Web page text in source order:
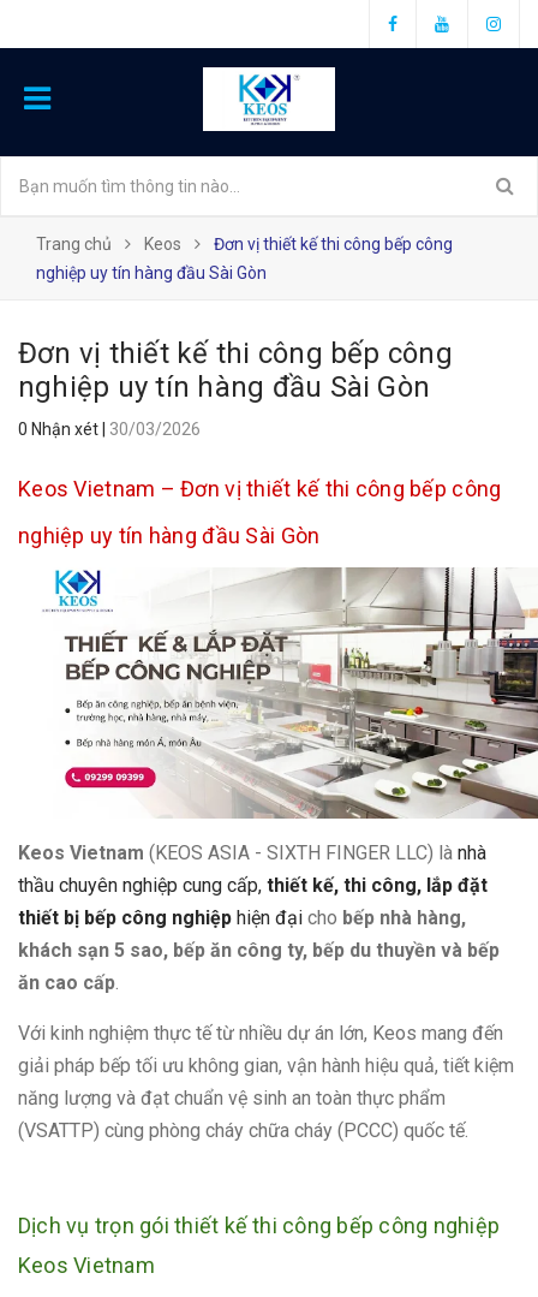
Trang chủ Keos
Đơn vị thiết kế thi công bếp công
nghiệp uy tín hàng đầu Sài Gòn
Đơn vị thiết kế thi công bếp công
nghiệp uy tín hàng đầu Sài Gòn
0 Nhận xét 30/03/2026
Keos Vietnam – Đơn vị thiết kế thi công bếp công
nghiệp uy tín hàng đầu Sài Gòn
Keos Vietnam (KEOS ASIA - SIXTH FINGER LLC) là nhà
thầu chuyên nghiệp cung cấp, thiết kế, thi công, lắp đặt
thiết bị bếp công nghiệp hiện đại cho bếp nhà hàng,
khách sạn 5 sao, bếp ăn công ty, bếp du thuyền và bếp
ăn cao cấp.
Với kinh nghiệm thực tế từ nhiều dự án lớn, Keos mang đến
giải pháp bếp tối ưu không gian, vận hành hiệu quả, tiết kiệm
năng lượng và đạt chuẩn vệ sinh an toàn thực phẩm
(VSATTP) cùng phòng cháy chữa cháy (PCCC) quốc tế.
Dịch vụ trọn gói thiết kế thi công bếp công nghiệp
Keos Vietnam